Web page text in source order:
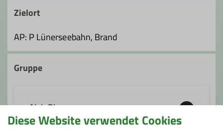
Zielort
AP: P Lünerseebahn, Brand
Gruppe
AlpinPlus
Diese Website verwendet Cookies